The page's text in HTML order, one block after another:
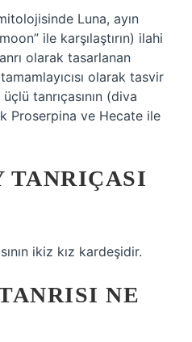
Luna, ayın
ile karşılaştırın) ilahi
olarak tasarlanan
olarak tasvir
tanrıçasının (diva
Proserpina ve Hecate ile
TANRIÇASI
ikiz kız kardeşidir.
NE